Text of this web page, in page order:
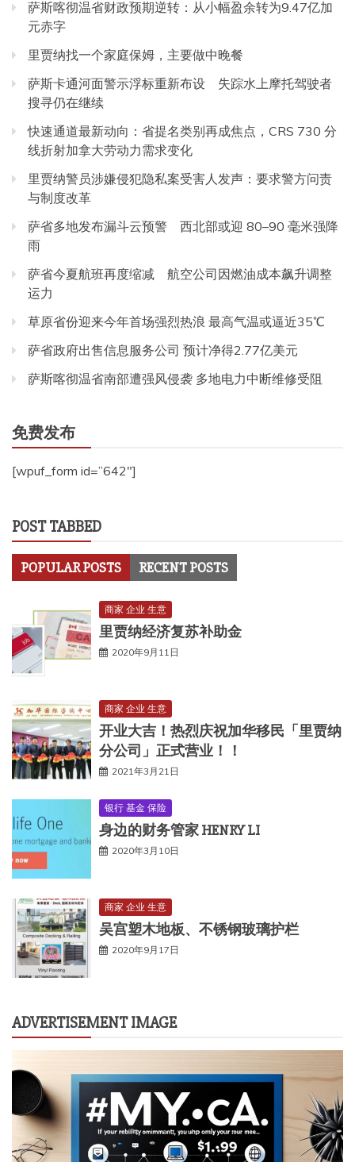
萨斯喀彻温省财政预期逆转：从小幅盈余转为9.47亿加
元赤字
里贾纳找一个家庭保姆，主要做中晚餐
萨斯卡通河面警示浮标重新布设 失踪水上摩托驾驶者
搜寻仍在继续
快速通道最新动向：省提名类别再成焦点，CRS 730 分
线折射加拿大劳动力需求变化
里贾纳警员涉嫌侵犯隐私案受害人发声：要求警方问责
与制度改革
萨省多地发布漏斗云预警 西北部或迎 80–90 毫米强降
雨
萨省今夏航班再度缩减 航空公司因燃油成本飙升调整
运力
草原省份迎来今年首场强烈热浪 最高气温或逼近35℃
萨省政府出售信息服务公司 预计净得2.77亿美元
萨斯喀彻温省南部遭强风侵袭 多地电力中断维修受阻
免费发布
[wpuf_form id=”642″]
POST TABBED
POPULAR POSTS RECENT POSTS
商家 企业 生意
里贾纳经济复苏补助金
2020年9月11日
商家 企业 生意
开业大吉！热烈庆祝加华移民「里贾纳
分公司」正式营业！！
2021年3月21日
银行 基金 保险
身边的财务管家 HENRY LI
2020年3月10日
商家 企业 生意
吴宫塑木地板、不锈钢玻璃护栏
2020年9月17日
ADVERTISEMENT IMAGE